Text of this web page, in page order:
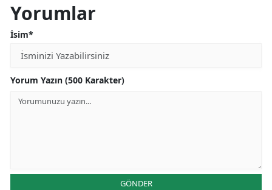
Yorumlar
İsim*
Yorum Yazın (500 Karakter)
GÖNDER